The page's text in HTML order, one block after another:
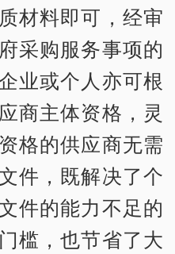
材料即可，经审
采购服务事项的
业或个人亦可根
商主体资格，灵
格的供应商无需
件，既解决了个
件的能力不足的
槛，也节省了大